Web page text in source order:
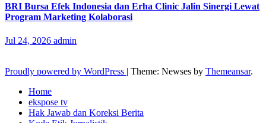
BRI Bursa Efek Indonesia dan Erha Clinic Jalin Sinergi Lewat
Program Marketing Kolaborasi
Jul 24, 2026 admin
Proudly powered by WordPress | Theme: Newses by Themeansar.
Home
ekspose tv
Hak Jawab dan Koreksi Berita